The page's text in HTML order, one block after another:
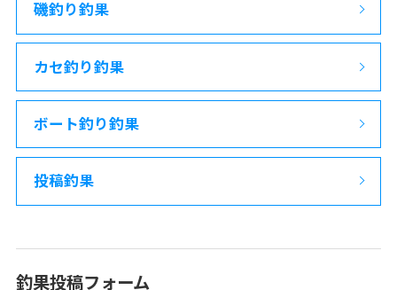
磯釣り釣果
カセ釣り釣果
ボート釣り釣果
投稿釣果
釣果投稿フォーム